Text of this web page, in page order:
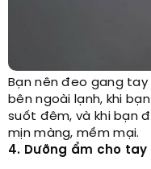
Bạn nên đeo gang
bên ngoài lạnh, khi
suốt đêm, và khi bạn
mịn màng, mềm mại.
4. Dưỡng ẩm cho tay